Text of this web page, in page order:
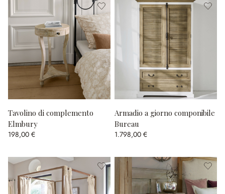
Tavolino di complemento
Elmbury
198,00 €
Armadio a giorno componibile
Bureau
1.798,00 €